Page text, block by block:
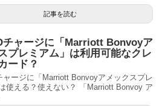
記事を読む
チャージに「Marriott Bonvoyア
プレミアム」は利用可能なクレ
ード？
ャージに「Marriott Bonvoyアメックスプレ
使える？使えない？ 「Marriott Bonvoy ア